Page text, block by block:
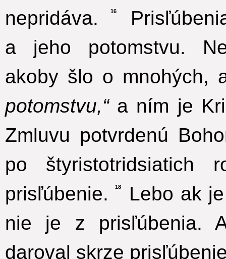
nepridáva.
16
a jeho potomstvu.
akoby šlo o mnohých,
potomstvu,“a ním je
Zmluvu potvrdenú
po štyristotridsiatich
prisľúbenie.
18
Lebo ak
nie je z prisľúbenia.
daroval skrze